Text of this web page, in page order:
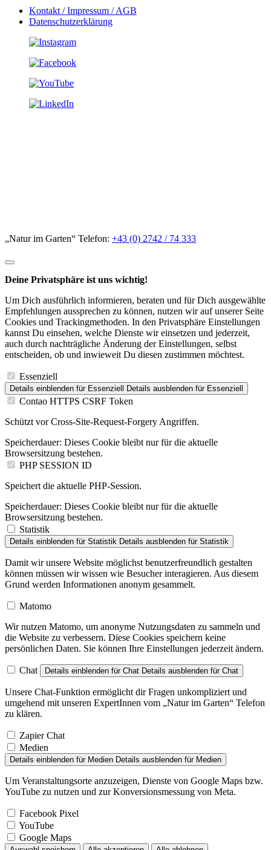
Kontakt / Impressum / AGB
Datenschutzerklärung
„Natur im Garten“ Telefon: +43 (0) 2742 / 74 333
Deine Privatsphäre ist uns wichtig!
Um Dich ausführlich informieren, beraten und für Dich ausgewählte
Empfehlungen aussprechen zu können, nutzen wir auf unserer Seite
Cookies und Trackingmethoden. In den Privatsphäre Einstellungen
kannst Du einsehen, welche Dienste wir einsetzen und jederzeit,
auch durch nachträgliche Änderung der Einstellungen, selbst
entscheiden, ob und inwieweit Du diesen zustimmen möchtest.
Essenziell
Details einblenden für Essenziell Details ausblenden für Essenziell
Contao HTTPS CSRF Token
Schützt vor Cross-Site-Request-Forgery Angriffen.
Speicherdauer: Dieses Cookie bleibt nur für die aktuelle
Browsersitzung bestehen.
PHP SESSION ID
Speichert die aktuelle PHP-Session.
Speicherdauer: Dieses Cookie bleibt nur für die aktuelle
Browsersitzung bestehen.
Statistik
Details einblenden für Statistik Details ausblenden für Statistik
Damit wir unsere Website möglichst benutzerfreundlich gestalten
können müssen wir wissen wie Besucher interagieren. Aus diesem
Grund werden Informationen anonym gesammelt.
Matomo
Wir nutzen Matomo, um anonyme Nutzungsdaten zu sammeln und
die Website zu verbessern. Diese Cookies speichern keine
persönlichen Daten. Sie können Ihre Einstellungen jederzeit ändern.
Chat Details einblenden für Chat Details ausblenden für Chat
Unsere Chat-Funktion ermöglicht dir Fragen unkompliziert und
umgehend mit unseren ExpertInnen vom „Natur im Garten“ Telefon
zu klären.
Zapier Chat
Medien
Details einblenden für Medien Details ausblenden für Medien
Um Veranstaltungsorte anzuzeigen, Dienste von Google Maps bzw.
YouTube zu nutzen und zur Konversionsmessung von Meta.
Facebook Pixel
YouTube
Google Maps